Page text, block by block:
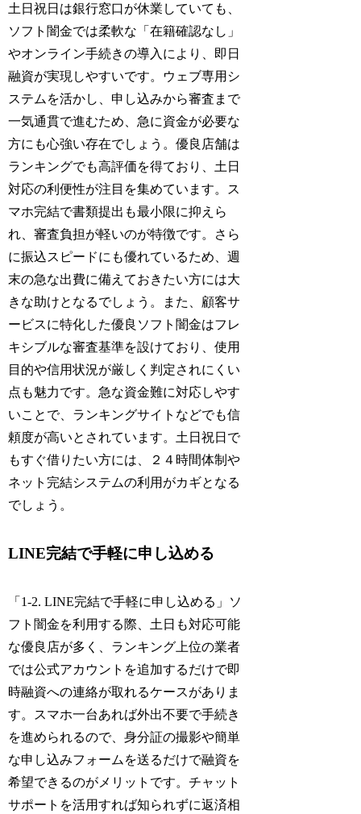
土日祝日は銀行窓口が休業していても、
ソフト闇金では柔軟な「在籍確認なし」
やオンライン手続きの導入により、即日
融資が実現しやすいです。ウェブ専用シ
ステムを活かし、申し込みから審査まで
一気通貫で進むため、急に資金が必要な
方にも心強い存在でしょう。優良店舗は
ランキングでも高評価を得ており、土日
対応の利便性が注目を集めています。ス
マホ完結で書類提出も最小限に抑えら
れ、審査負担が軽いのが特徴です。さら
に振込スピードにも優れているため、週
末の急な出費に備えておきたい方には大
きな助けとなるでしょう。また、顧客サ
ービスに特化した優良ソフト闇金はフレ
キシブルな審査基準を設けており、使用
目的や信用状況が厳しく判定されにくい
点も魅力です。急な資金難に対応しやす
いことで、ランキングサイトなどでも信
頼度が高いとされています。土日祝日で
もすぐ借りたい方には、２４時間体制や
ネット完結システムの利用がカギとなる
でしょう。
LINE完結で手軽に申し込める
「1-2. LINE完結で手軽に申し込める」ソ
フト闇金を利用する際、土日も対応可能
な優良店が多く、ランキング上位の業者
では公式アカウントを追加するだけで即
時融資への連絡が取れるケースがありま
す。スマホ一台あれば外出不要で手続き
を進められるので、身分証の撮影や簡単
な申し込みフォームを送るだけで融資を
希望できるのがメリットです。チャット
サポートを活用すれば知られずに返済相